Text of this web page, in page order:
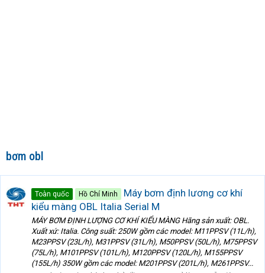
bơm obl
Toàn quốc Hồ Chí Minh
Máy bơm định lương cơ khí
kiểu màng OBL Italia Serial M
MÁY BƠM ĐỊNH LƯỢNG CƠ KHÍ KIỂU MÀNG Hãng sản xuất: OBL.
Xuất xứ: Italia. Công suất: 250W gồm các model: M11PPSV (11L/h),
M23PPSV (23L/h), M31PPSV (31L/h), M50PPSV (50L/h), M75PPSV
(75L/h), M101PPSV (101L/h), M120PPSV (120L/h), M155PPSV
(155L/h) 350W gồm các model: M201PPSV (201L/h), M261PPSV...